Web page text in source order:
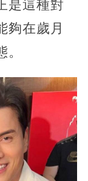
是這種對
夠在歲月